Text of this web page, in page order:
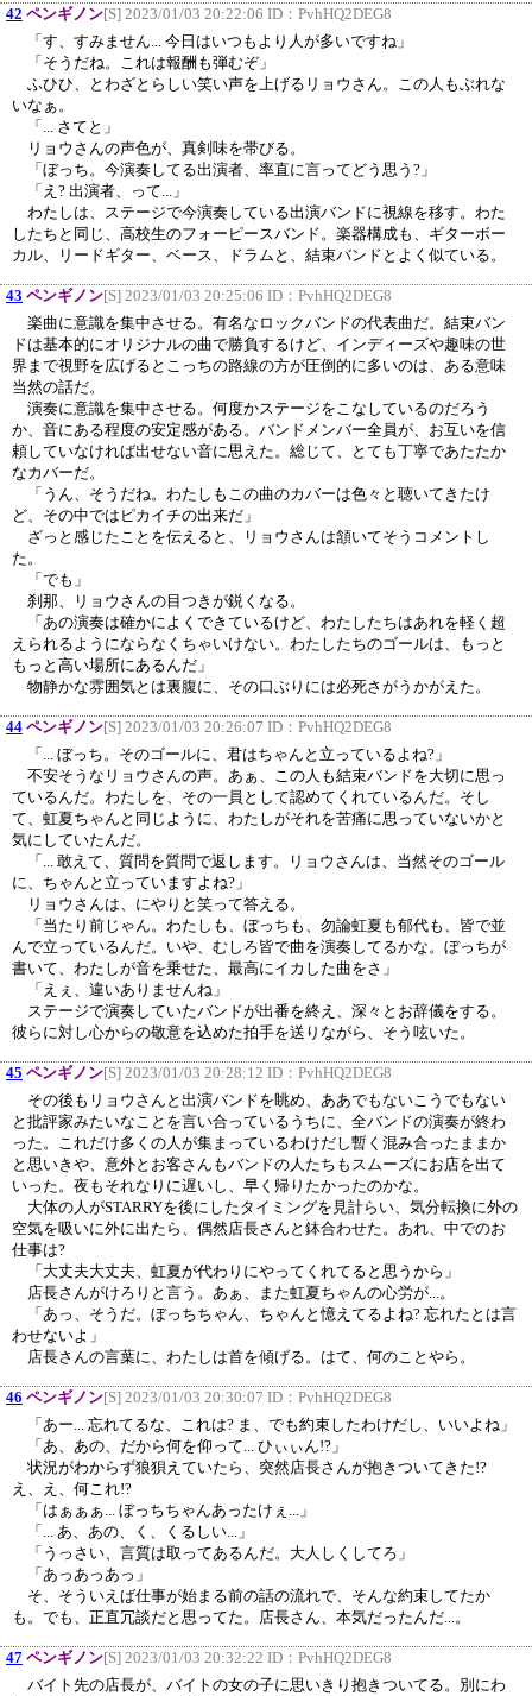
42 ペンギノン[S] 2023/01/03 20:22:06 ID： PvhHQ2DEG8
「す、すみません... 今日はいつもより人が多いですね」
「そうだね。これは報酬も弾むぞ」
ふひひ、とわざとらしい笑い声を上げるリョウさん。この人もぶれな
いなぁ。
「... さてと」
リョウさんの声色が、真剣味を帯びる。
「ぼっち。今演奏してる出演者、率直に言ってどう思う?」
「え? 出演者、って...」
わたしは、ステージで今演奏している出演バンドに視線を移す。わた
したちと同じ、高校生のフォーピースバンド。楽器構成も、ギターボー
カル、リードギター、ベース、ドラムと、結束バンドとよく似ている。
43 ペンギノン[S] 2023/01/03 20:25:06 ID： PvhHQ2DEG8
楽曲に意識を集中させる。有名なロックバンドの代表曲だ。結束バン
ドは基本的にオリジナルの曲で勝負するけど、インディーズや趣味の世
界まで視野を広げるとこっちの路線の方が圧倒的に多いのは、ある意味
当然の話だ。
演奏に意識を集中させる。何度かステージをこなしているのだろう
か、音にある程度の安定感がある。バンドメンバー全員が、お互いを信
頼していなければ出せない音に思えた。総じて、とても丁寧であたたか
なカバーだ。
「うん、そうだね。わたしもこの曲のカバーは色々と聴いてきたけ
ど、その中ではピカイチの出来だ」
ざっと感じたことを伝えると、リョウさんは頷いてそうコメントし
た。
「でも」
刹那、リョウさんの目つきが鋭くなる。
「あの演奏は確かによくできているけど、わたしたちはあれを軽く超
えられるようにならなくちゃいけない。わたしたちのゴールは、もっと
もっと高い場所にあるんだ」
物静かな雰囲気とは裏腹に、その口ぶりには必死さがうかがえた。
44 ペンギノン[S] 2023/01/03 20:26:07 ID： PvhHQ2DEG8
「... ぼっち。そのゴールに、君はちゃんと立っているよね?」
不安そうなリョウさんの声。あぁ、この人も結束バンドを大切に思っ
ているんだ。わたしを、その一員として認めてくれているんだ。そし
て、虹夏ちゃんと同じように、わたしがそれを苦痛に思っていないかと
気にしていたんだ。
「... 敢えて、質問を質問で返します。リョウさんは、当然そのゴール
に、ちゃんと立っていますよね?」
リョウさんは、にやりと笑って答える。
「当たり前じゃん。わたしも、ぼっちも、勿論虹夏も郁代も、皆で並
んで立っているんだ。いや、むしろ皆で曲を演奏してるかな。ぼっちが
書いて、わたしが音を乗せた、最高にイカした曲をさ」
「えぇ、違いありませんね」
ステージで演奏していたバンドが出番を終え、深々とお辞儀をする。
彼らに対し心からの敬意を込めた拍手を送りながら、そう呟いた。
45 ペンギノン[S] 2023/01/03 20:28:12 ID： PvhHQ2DEG8
その後もリョウさんと出演バンドを眺め、ああでもないこうでもない
と批評家みたいなことを言い合っているうちに、全バンドの演奏が終わ
った。これだけ多くの人が集まっているわけだし暫く混み合ったままか
と思いきや、意外とお客さんもバンドの人たちもスムーズにお店を出て
いった。夜もそれなりに遅いし、早く帰りたかったのかな。
大体の人がSTARRYを後にしたタイミングを見計らい、気分転換に外の
空気を吸いに外に出たら、偶然店長さんと鉢合わせた。あれ、中でのお
仕事は?
「大丈夫大丈夫、虹夏が代わりにやってくれてると思うから」
店長さんがけろりと言う。あぁ、また虹夏ちゃんの心労が...。
「あっ、そうだ。ぼっちちゃん、ちゃんと憶えてるよね? 忘れたとは言
わせないよ」
店長さんの言葉に、わたしは首を傾げる。はて、何のことやら。
46 ペンギノン[S] 2023/01/03 20:30:07 ID： PvhHQ2DEG8
「あー... 忘れてるな、これは? ま、でも約束したわけだし、いいよね」
「あ、あの、だから何を仰って... ひぃぃん!?」
状況がわからず狼狽えていたら、突然店長さんが抱きついてきた!?
え、え、何これ!?
「はぁぁぁ... ぼっちちゃんあったけぇ...」
「... あ、あの、く、くるしい...」
「うっさい、言質は取ってあるんだ。大人しくしてろ」
「あっあっあっ」
そ、そういえば仕事が始まる前の話の流れで、そんな約束してたか
も。でも、正直冗談だと思ってた。店長さん、本気だったんだ...。
47 ペンギノン[S] 2023/01/03 20:32:22 ID： PvhHQ2DEG8
バイト先の店長が、バイトの女の子に思いきり抱きついてる。別にわ